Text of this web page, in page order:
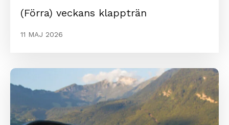
(Förra) veckans klappträn
11 MAJ 2026